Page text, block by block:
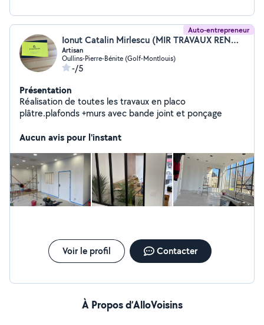
Auto-entrepreneur
Ionut Catalin Mirlescu (MIR TRAVAUX RENOVATION)
Artisan
Oullins-Pierre-Bénite (Golf-Montlouis)
-/5
Présentation
Réalisation de toutes les travaux en placo
plâtre.plafonds +murs avec bande joint et ponçage
Aucun avis pour l'instant
Voir le profil Contacter
À Propos d’AlloVoisins